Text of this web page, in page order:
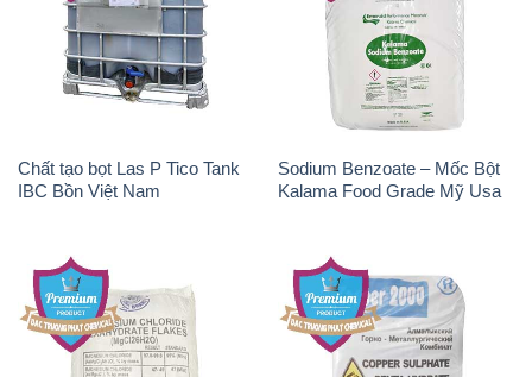
Chất tạo bọt Las P Tico Tank
IBC Bồn Việt Nam
Sodium Benzoate – Mốc Bột
Kalama Food Grade Mỹ Usa